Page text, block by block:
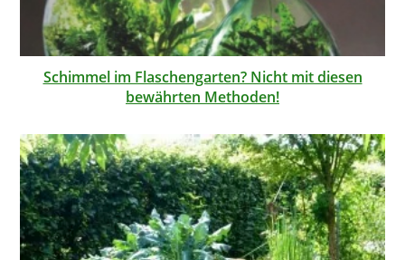
Schimmel im Flaschengarten? Nicht mit diesen
bewährten Methoden!